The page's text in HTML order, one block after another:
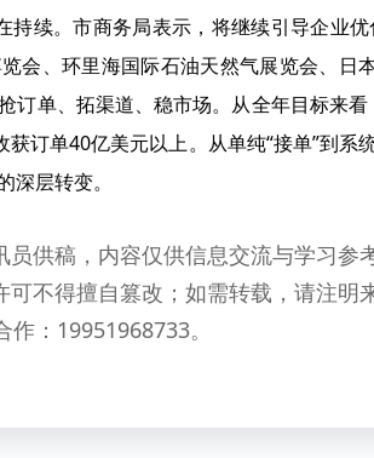
续。市商务局表示，将继续引导企业优
会、环里海国际石油天然气展览会、日
订单、拓渠道、稳市场。从全年目标来
订单40亿美元以上。从单纯“接单”到系
层转变。
供稿，内容仅供信息交流与学习参
不得擅自篡改；如需转载，请注明
：19951968733。